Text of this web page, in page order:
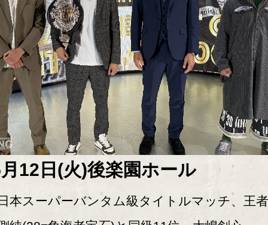
12日(火)後楽園ホール
スーパーバンタム級タイトルマッチ、王